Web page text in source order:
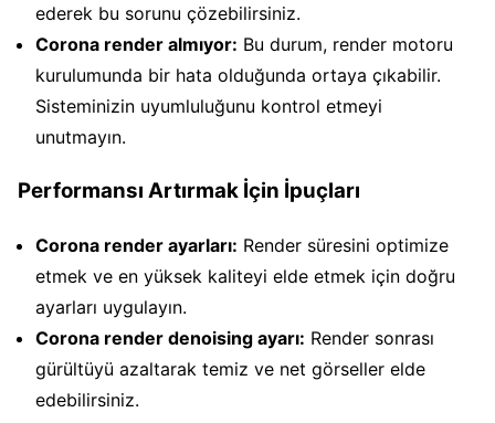
ederek bu sorunu çözebilirsiniz.
Corona render almıyor: Bu durum, render motoru
kurulumunda bir hata olduğunda ortaya çıkabilir.
Sisteminizin uyumluluğunu kontrol etmeyi
unutmayın.
Performansı Artırmak İçin İpuçları
Corona render ayarları: Render süresini optimize
etmek ve en yüksek kaliteyi elde etmek için doğru
ayarları uygulayın.
Corona render denoising ayarı: Render sonrası
gürültüyü azaltarak temiz ve net görseller elde
edebilirsiniz.